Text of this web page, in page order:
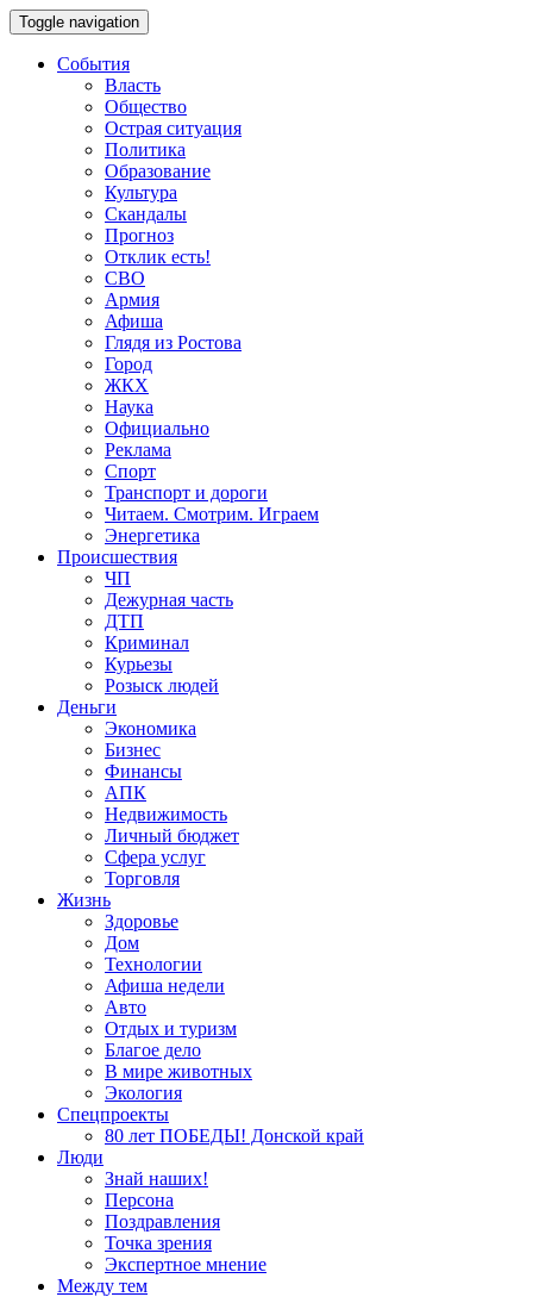
Toggle navigation
События
Власть
Общество
Острая ситуация
Политика
Образование
Культура
Скандалы
Прогноз
Отклик есть!
СВО
Армия
Афиша
Глядя из Ростова
Город
ЖКХ
Наука
Официально
Реклама
Спорт
Транспорт и дороги
Читаем. Смотрим. Играем
Энергетика
Происшествия
ЧП
Дежурная часть
ДТП
Криминал
Курьезы
Розыск людей
Деньги
Экономика
Бизнес
Финансы
АПК
Недвижимость
Личный бюджет
Сфера услуг
Торговля
Жизнь
Здоровье
Дом
Технологии
Афиша недели
Авто
Отдых и туризм
Благое дело
В мире животных
Экология
Спецпроекты
80 лет ПОБЕДЫ! Донской край
Люди
Знай наших!
Персона
Поздравления
Точка зрения
Экспертное мнение
Между тем